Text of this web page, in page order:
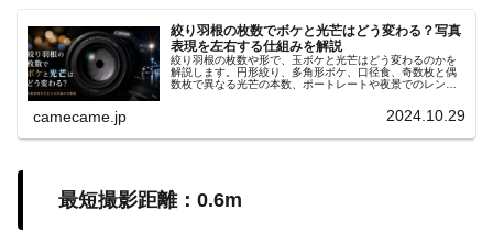
絞り羽根の枚数でボケと光芒はどう変わる？写真
表現を左右する仕組みを解説
絞り羽根の枚数や形で、玉ボケと光芒はどう変わるのかを
解説します。円形絞り、多角形ボケ、口径食、奇数枚と偶
数枚で異なる光芒の本数、ポートレートや夜景でのレンズ
camecame.jp 2024.10.29
最短撮影距離：0.6m